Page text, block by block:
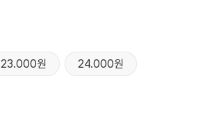
23.000원 24.000원